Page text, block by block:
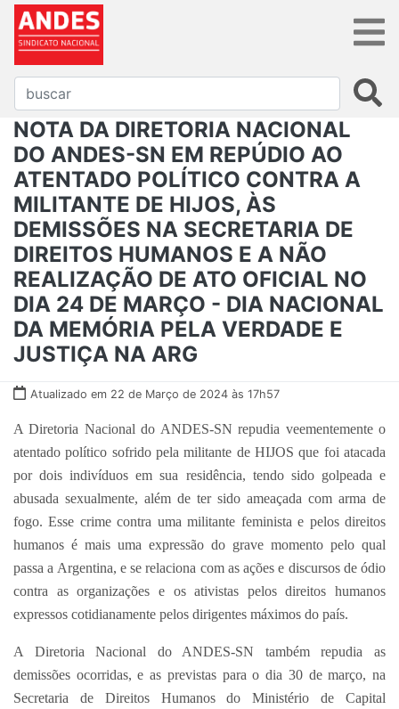
NOTA DA DIRETORIA NACIONAL
DO ANDES-SN EM REPÚDIO AO
ATENTADO POLÍTICO CONTRA A
MILITANTE DE HIJOS, ÀS
DEMISSÕES NA SECRETARIA DE
DIREITOS HUMANOS E A NÃO
REALIZAÇÃO DE ATO OFICIAL NO
DIA 24 DE MARÇO - DIA NACIONAL
DA MEMÓRIA PELA VERDADE E
JUSTIÇA NA ARG
Atualizado em 22 de Março de 2024 às 17h57
A Diretoria Nacional do ANDES-SN repudia veementemente o
atentado político sofrido pela militante de HIJOS que foi atacada
por dois indivíduos em sua residência, tendo sido golpeada e
abusada sexualmente, além de ter sido ameaçada com arma de
fogo. Esse crime contra uma militante feminista e pelos direitos
humanos é mais uma expressão do grave momento pelo qual
passa a Argentina, e se relaciona com as ações e discursos de ódio
contra as organizações e os ativistas pelos direitos humanos
expressos cotidianamente pelos dirigentes máximos do país.
A Diretoria Nacional do ANDES-SN também repudia as
demissões ocorridas, e as previstas para o dia 30 de março, na
Secretaria de Direitos Humanos do Ministério de Capital